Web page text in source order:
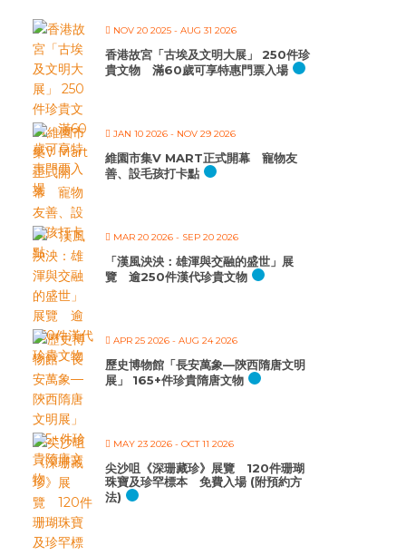
NOV 20 2025 - AUG 31 2026
香港故宮「古埃及文明大展」 250件珍
貴文物 滿60歲可享特惠門票入場
JAN 10 2026 - NOV 29 2026
維園市集V MART正式開幕 寵物友
善、設毛孩打卡點
MAR 20 2026 - SEP 20 2026
「漢風泱泱：雄渾與交融的盛世」展
覽 逾250件漢代珍貴文物
APR 25 2026 - AUG 24 2026
歷史博物館「長安萬象—陝西隋唐文明
展」 165+件珍貴隋唐文物
MAY 23 2026 - OCT 11 2026
尖沙咀《深珊藏珍》展覽 120件珊瑚
珠寶及珍罕標本 免費入場 (附預約方
法)